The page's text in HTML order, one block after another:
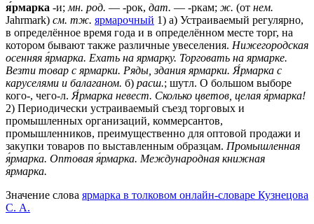
я́рмарка -и; мн. род. — -рок, дат. — -ркам; ж. (от нем.
Jahrmark) см. тж. ярмарочный 1) а) Устраиваемый регулярно,
в определённое время года и в определённом месте торг, на
котором бывают также различные увеселения. Нижегородская
осенняя я́рмарка. Ехать на ярмарку. Торговать на ярмарке.
Везти товар с ярмарки. Ряды, здания ярмарки. Я́рмарка с
каруселями и балаганом. б) расш.; шутл. О большом выборе
кого-, чего-л. Я́рмарка невест. Сколько цветов, целая я́рмарка!
2) Периодически устраиваемый съезд торговых и
промышленных организаций, коммерсантов,
промышленников, преимущественно для оптовой продажи и
закупки товаров по выставленным образцам. Промышленная
я́рмарка. Оптовая я́рмарка. Международная книжная
я́рмарка.
Значение слова ярмарка в толковом онлайн-словаре Кузнецова
С. А.